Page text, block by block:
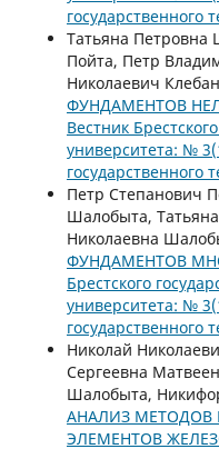
государственного
Татьяна Петровна
Пойта, Петр
Николаевич
ФУНДАМЕНТОВ
Вестник
университета: №
государственного
Петр Степанович
Шалобыта,
Николаевна
ФУНДАМЕНТОВ
Брестского
университета: №
государственного
Николай
Сергеевна
Шалобыта,
АНАЛИЗ МЕТОДОВ
ЭЛЕМЕНТОВ